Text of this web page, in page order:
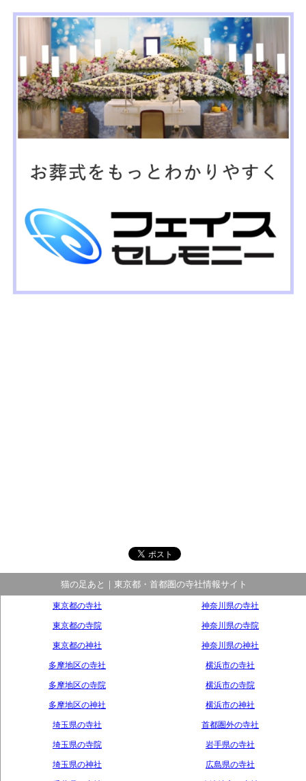
猫の足あと｜東京都・首都圏の寺社情報サイト
東京都の寺社
東京都の寺院
東京都の神社
多摩地区の寺社
多摩地区の寺院
多摩地区の神社
神奈川県の寺社
神奈川県の寺院
神奈川県の神社
横浜市の寺社
横浜市の寺院
横浜市の神社
埼玉県の寺社
埼玉県の寺院
埼玉県の神社
首都圏外の寺社
岩手県の寺社
広島県の寺社